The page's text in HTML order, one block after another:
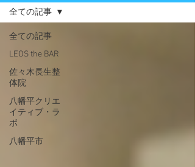
全ての記事
LEOS the BAR
佐々木長生整
体院
八幡平クリエ
イティブ・ラ
ボ
八幡平市
全ての記事